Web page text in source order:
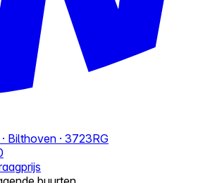
Bilthoven · 3723RG